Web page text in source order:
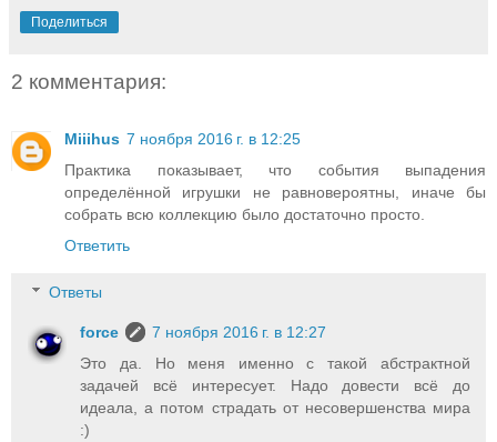
Поделиться
2 комментария:
Miiihus 7 ноября 2016 г. в 12:25
Практика показывает, что события выпадения
определённой игрушки не равновероятны, иначе бы
собрать всю коллекцию было достаточно просто.
Ответить
Ответы
force
7 ноября 2016 г. в 12:27
Это да. Но меня именно с такой абстрактной
задачей всё интересует. Надо довести всё до
идеала, а потом страдать от несовершенства мира
:)